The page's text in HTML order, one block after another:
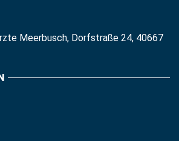
Meerbusch, Dorfstraße 24, 40667